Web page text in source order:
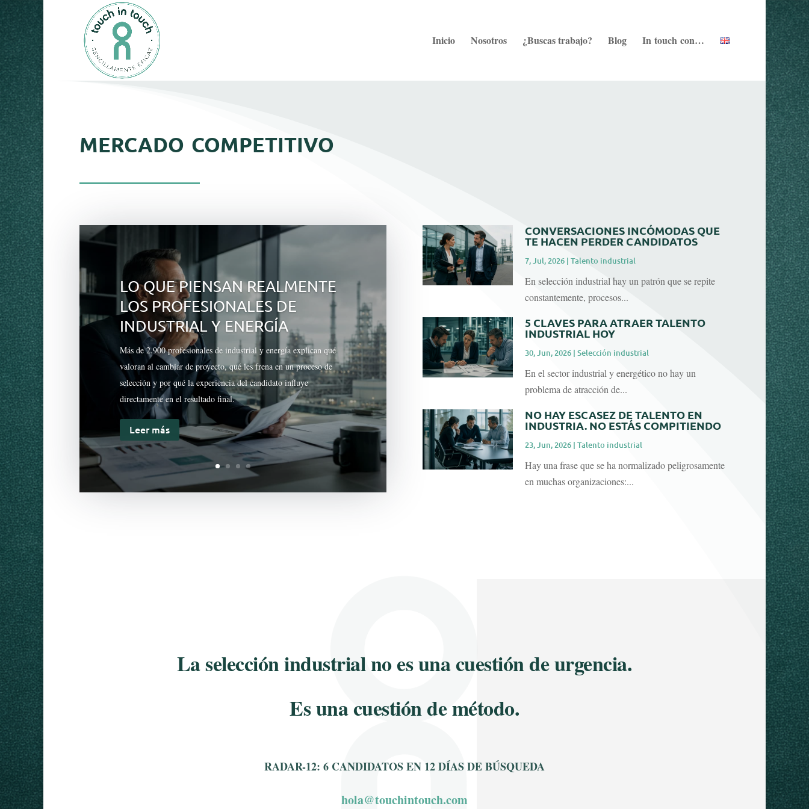
Inicio Nosotros ¿Buscas trabajo? Blog In touch con…
mercado competitivo
LO QUE PIENSAN REALMENTE
LOS PROFESIONALES DE
INDUSTRIAL Y ENERGÍA
Más de 2.900 profesionales de industrial y energía explican qué
valoran al cambiar de proyecto, qué les frena en un proceso de
selección y por qué la experiencia del candidato influye
directamente en el resultado final.
Leer más
CONVERSACIONES INCÓMODAS QUE
TE HACEN PERDER CANDIDATOS
7, Jul, 2026| Talento industrial
En selección industrial hay un patrón que se repite
constantemente, procesos...
5 CLAVES PARA ATRAER TALENTO
INDUSTRIAL HOY
30, Jun, 2026| Selección industrial
En el sector industrial y energético no hay un
problema de atracción de...
NO HAY ESCASEZ DE TALENTO EN
INDUSTRIA. NO ESTÁS COMPITIENDO
23, Jun, 2026| Talento industrial
Hay una frase que se ha normalizado peligrosamente
en muchas organizaciones:...
La selección industrial no es una cuestión de urgencia.
Es una cuestión de método.
RADAR-12: 6 CANDIDATOS EN 12 DÍAS DE BÚSQUEDA
hola@touchintouch.com